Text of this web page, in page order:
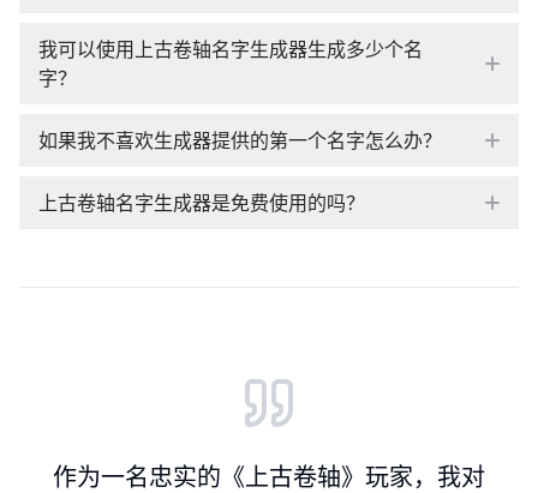
我可以使用上古卷轴名字生成器生成多少个名
字？
如果我不喜欢生成器提供的第一个名字怎么办？
上古卷轴名字生成器是免费使用的吗？
作为一名忠实的《上古卷轴》玩家，我对